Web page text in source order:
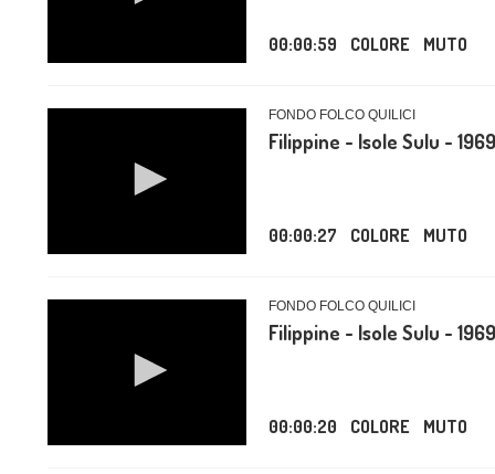
00:00:59 COLORE MUTO
FONDO FOLCO QUILICI
Filippine - Isole Sulu - 1969
00:00:27 COLORE MUTO
FONDO FOLCO QUILICI
Filippine - Isole Sulu - 1969
00:00:20 COLORE MUTO